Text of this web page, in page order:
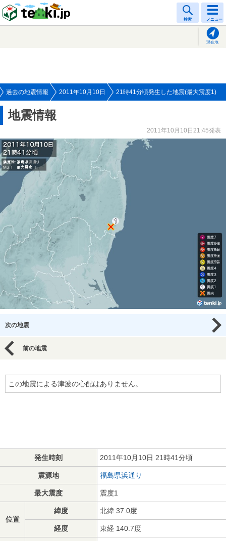
検索 メニュー
現在地
過去の地震情報 2011年10月10日 21時41分頃発生した地震(最大震度1)
地震情報
2011年10月10日21:45発表
次の地震
前の地震
この地震による津波の心配はありません。
発生時刻 2011年10月10日 21時41分頃
震源地 福島県浜通り
最大震度 震度1
位置
緯度 北緯 37.0度
経度 東経 140.7度